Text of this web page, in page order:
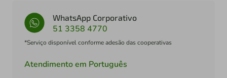
WhatsApp Corporativo
51 3358 4770
*Serviço disponível conforme adesão das cooperativas
Atendimento em Português